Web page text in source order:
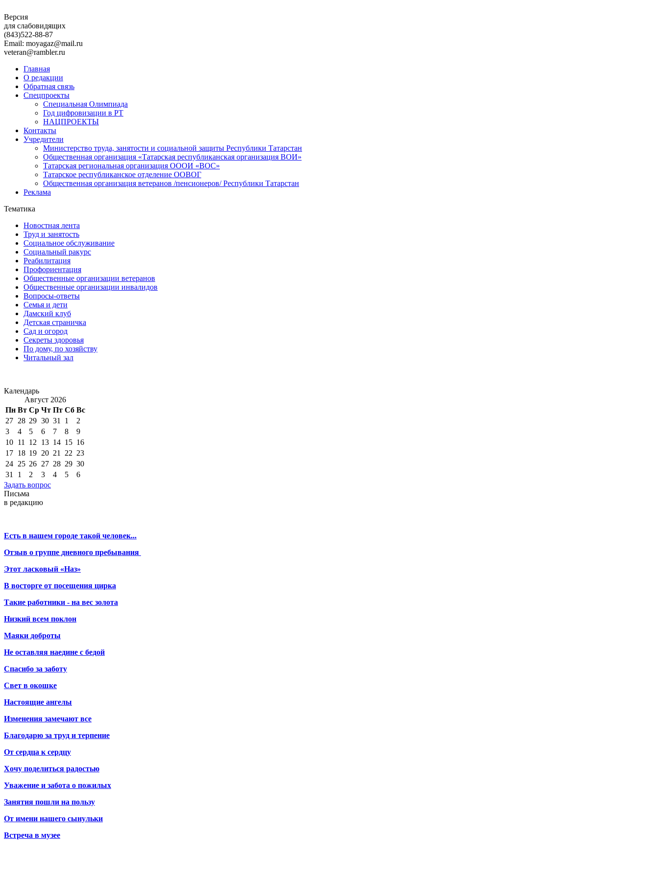
Версия
для слабовидящих
(843)522-88-87
Email: moyagaz@mail.ru
veteran@rambler.ru
Главная
О редакции
Обратная связь
Спецпроекты
Специальная Олимпиада
Год цифровизации в РТ
НАЦПРОЕКТЫ
Контакты
Учредители
Министерство труда, занятости и социальной защиты Республики Татарстан
Общественная организация «Татарская республиканская организация ВОИ»
Татарская региональная организация ОООИ «ВОС»
Татарское республиканское отделение ООВОГ
Общественная организация ветеранов /пенсионеров/ Республики Татарстан
Реклама
Тематика
Новостная лента
Труд и занятость
Социальное обслуживание
Социальный ракурс
Реабилитация
Профориентация
Общественные организации ветеранов
Общественные организации инвалидов
Вопросы-ответы
Семья и дети
Дамский клуб
Детская страничка
Сад и огород
Секреты здоровья
По дому, по хозяйству
Читальный зал
Календарь
Август 2026
Пн Вт Ср Чт Пт Сб Вс
27 28 29 30 31 1
2
3
4 5 6 7 8
9
10 11 12 13 14 15 16
17 18 19 20 21 22 23
24 25 26 27 28 29 30
31
1 2 3 4 5
6
Задать вопрос
Письма
в редакцию
Есть в нашем городе такой человек...
Отзыв о группе дневного пребывания
Этот ласковый «Наз»
В восторге от посещения цирка
Такие работники - на вес золота
Низкий всем поклон
Маяки доброты
Не оставляя наедине с бедой
Спасибо за заботу
Свет в окошке
Настоящие ангелы
Изменения замечают все
Благодарю за труд и терпение
От сердца к сердцу
Хочу поделиться радостью
Уважение и забота о пожилых
Занятия пошли на пользу
От имени нашего сынульки
Встреча в музее